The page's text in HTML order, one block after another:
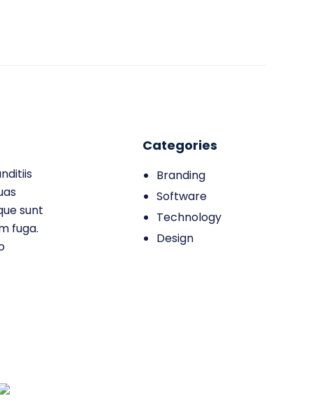
sunt
fuga.
Categories
Branding
Software
Technology
Design